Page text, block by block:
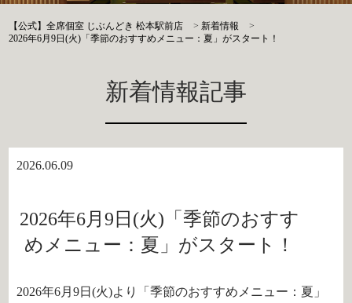
【公式】全席個室 じぶんどき 松本駅前店 >新着情報
>
2026年6月9日(火)「季節のおすすめメニュー：夏」がスタート！
新着情報記事
2026.06.09
2026年6月9日(火)「季節のおすす
めメニュー：夏」がスタート！
2026年6月9日(火)より「季節のおすすめメニュー：夏」